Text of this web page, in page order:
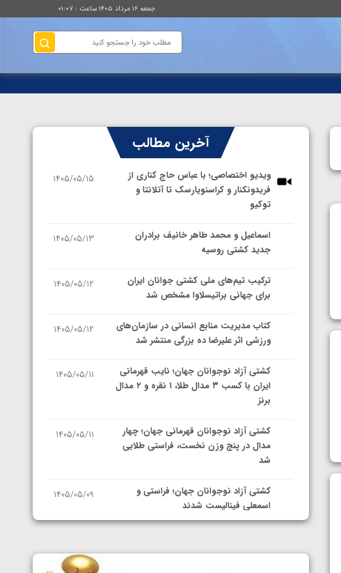
جمعه ۱۶ مرداد ۱۴۰۵ ساعت : ۰۱:۰۷
آخرین مطالب
ویدیو اختصاصی؛ با عباس حاج کناری از
فریدونکنار و کراسنویارسک تا آتلانتا و
توکیو
1405/05/15
اسماعیل و محمد طاهر خانیف برادران
جدید کشتی روسیه
1405/05/13
ترکیب تیم‌های ملی کشتی جوانان ایران
برای جهانی براتیسلاوا مشخص شد
1405/05/12
کتاب مدیریت منابع انسانی در سازمان‌های
ورزشی اثر علیرضا ده بزرگی منتشر شد
1405/05/12
کشتی آزاد نوجوانان جهان؛ نایب قهرمانی
ایران با کسب ۳ مدال طلا، ۱ نقره و ۲ مدال
برنز
1405/05/11
کشتی آزاد نوجوانان قهرمانی جهان؛ چهار
مدال در پنج وزن نخست، فراستی طلایی
شد
1405/05/11
کشتی آزاد نوجوانان جهان؛ فراستی و
اسمعلی فینالیست شدند
1405/05/09
نمایندگان ایران مشخص شدند